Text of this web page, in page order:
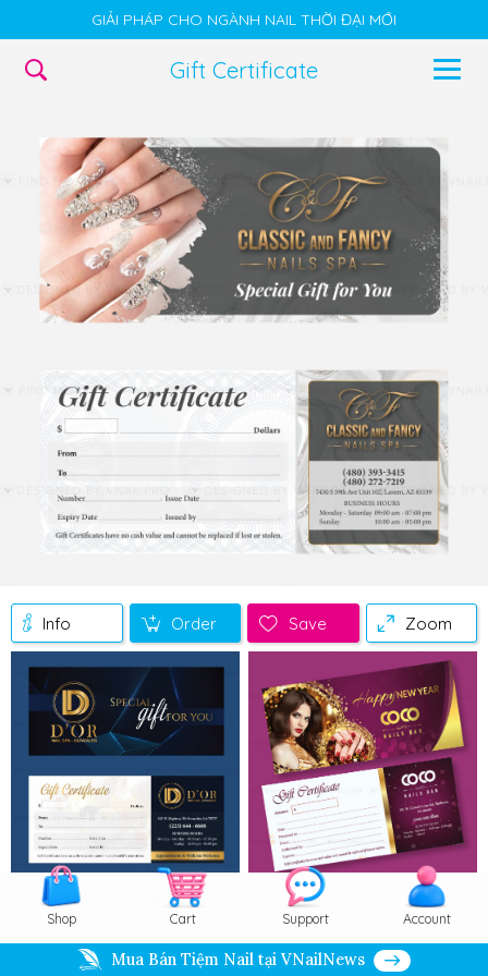
GIẢI PHÁP CHO NGÀNH NAIL THỜI ĐẠI MỚI
Gift Certificate
Info Order Save Zoom
Shop Cart Support Account
Mua Bán Tiệm Nail tại VNailNews